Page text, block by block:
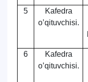
5
Kafedra
o’qituvchisi.
6
Kafedra
o’qituvchisi.